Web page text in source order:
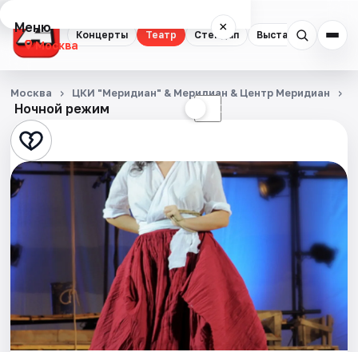
Концерты Театр Стендап Выставки
Меню ×
Москва
Концерты
Театр
Стендап
Выставки
Экскурсии
Спорт
События
Ночной режим ☾
Москва ЦКИ "Меридиан" & Меридиан & Центр Меридиан